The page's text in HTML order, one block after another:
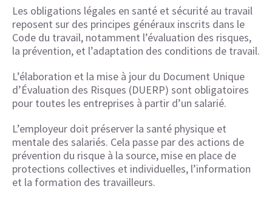
Les obligations légales en santé et sécurité au travail
reposent sur des principes généraux inscrits dans le
Code du travail, notamment l’évaluation des risques,
la prévention, et l’adaptation des conditions de travail.
L’élaboration et la mise à jour du Document Unique
d’Évaluation des Risques (DUERP) sont obligatoires
pour toutes les entreprises à partir d’un salarié.
L’employeur doit préserver la santé physique et
mentale des salariés. Cela passe par des actions de
prévention du risque à la source, mise en place de
protections collectives et individuelles, l’information
et la formation des travailleurs.